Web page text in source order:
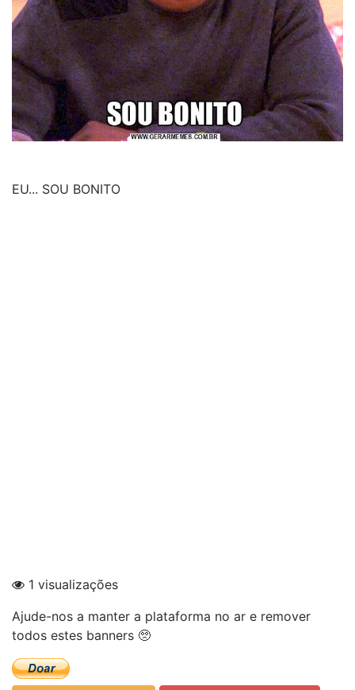
EU... SOU BONITO
1 visualizações
Ajude-nos a manter a plataforma no ar e remover
todos estes banners 🥺